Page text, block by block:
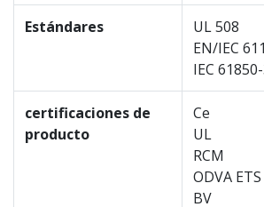
Estándares
UL 508
EN/IEC
IEC
certificaciones de
producto
Ce
UL
RCM
ODVA ETS
BV